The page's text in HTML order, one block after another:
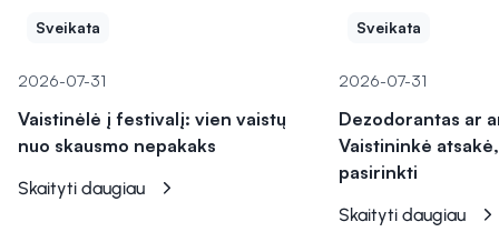
Sveikata
2026-07-31
Vaistinėlė į festivalį: vien vaistų
nuo skausmo nepakaks
Skaityti daugiau
Sveikata
2026-07-31
Dezodorantas ar
Vaistininkė
pasirinkti
Skaityti daugiau